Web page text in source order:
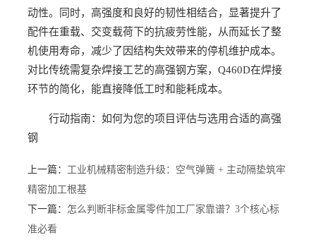
动性。同时，高强度和良好的韧性相结合，显著提升了
配件在重载、交变载荷下的抗疲劳性能，从而延长了整
机使用寿命，减少了因结构失效带来的停机维护成本。
对比传统需复杂焊接工艺的高强钢方案，Q460D在焊接
环节的简化，能直接降低工时和能耗成本。
行动指南：如何为您的项目评估与选用合适的高强
钢
上一篇： 工业机械精密制造升级：空气弹簧 + 主动隔垫筑牢
精密加工根基
下一篇： 怎么判断非标金属零件加工厂家靠谱？3个核心标
准必看